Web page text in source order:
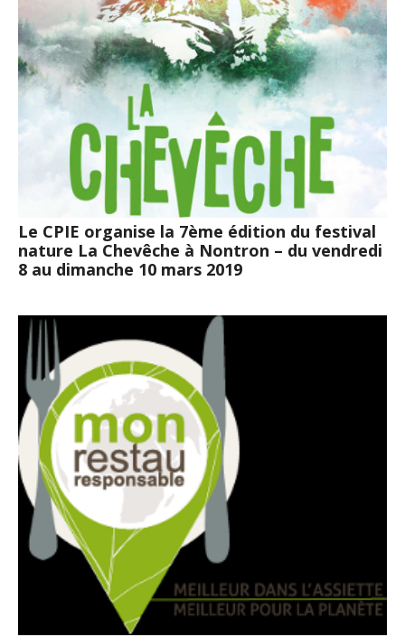
Le CPIE organise la 7ème édition du festival
nature La Chevêche à Nontron – du vendredi
8 au dimanche 10 mars 2019